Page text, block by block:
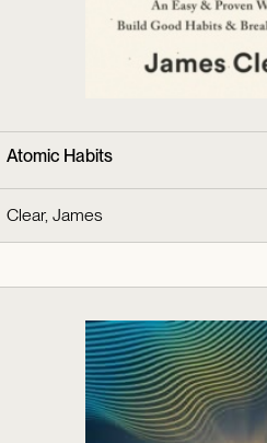
Atomic Habits
Clear, James